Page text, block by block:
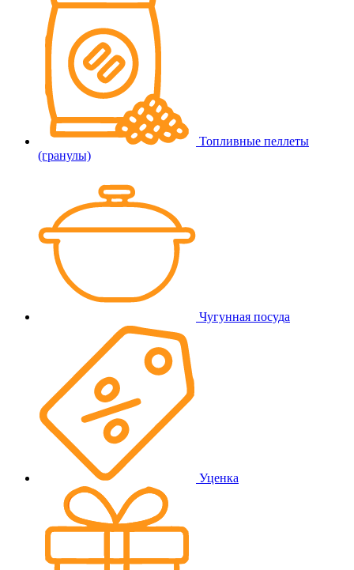
Топливные пеллеты
(гранулы)
Чугунная посуда
Уценка